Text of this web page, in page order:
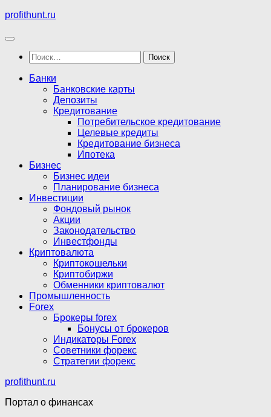
Перейти
содержимому
profithunt.ru
Найти:
Банки
Банковские карты
Депозиты
Кредитование
Потребительское кредитование
Целевые кредиты
Кредитование бизнеса
Ипотека
Бизнес
Бизнес идеи
Планирование бизнеса
Инвестиции
Фондовый рынок
Акции
Законодательство
Инвестфонды
Криптовалюта
Криптокошельки
Криптобиржи
Обменники криптовалют
Промышленность
Forex
Брокеры forex
Бонусы от брокеров
Индикаторы Forex
Советники форекс
Стратегии форекс
profithunt.ru
Портал о финансах